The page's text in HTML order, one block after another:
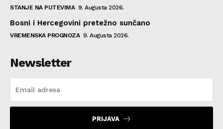
STANJE NA PUTEVIMA 9. Augusta 2026.
Bosni i Hercegovini pretežno sunčano
VREMENSKA PROGNOZA 9. Augusta 2026.
Newsletter
PRIJAVA